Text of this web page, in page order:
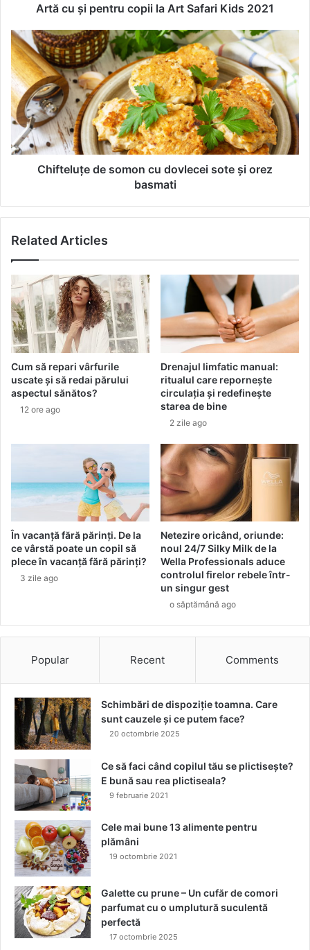
t
r
u
c
o
p
i
l
a
r
i
K
i
d
s
2
0
2
Artă cu și pentru copii la Art Safari Kids 2021
C
h
i
f
t
e
l
ț
m
c
u
d
o
v
e
c
o
ș
r
e
z
Chifteluțe de somon cu dovlecei sote și orez
basmati
Related Articles
Cum să repari vârfurile
uscate și să redai părului
aspectul sănătos?
12 ore ago
Drenajul limfatic manual:
ritualul care repornește
circulația și redefinește
starea de bine
2 zile ago
În vacanță fără părinți. De la
ce vârstă poate un copil să
plece în vacanță fără părinți?
3 zile ago
Netezire oricând, oriunde:
noul 24/7 Silky Milk de la
Wella Professionals aduce
controlul firelor rebele într-
un singur gest
o săptămână ago
Popular Recent Comments
Schimbări de dispoziție toamna. Care
sunt cauzele și ce putem face?
20 octombrie 2025
Ce să faci când copilul tău se plictisește?
E bună sau rea plictiseala?
9 februarie 2021
Cele mai bune 13 alimente pentru
plămâni
19 octombrie 2021
Galette cu prune – Un cufăr de comori
parfumat cu o umplutură suculentă
perfectă
17 octombrie 2025